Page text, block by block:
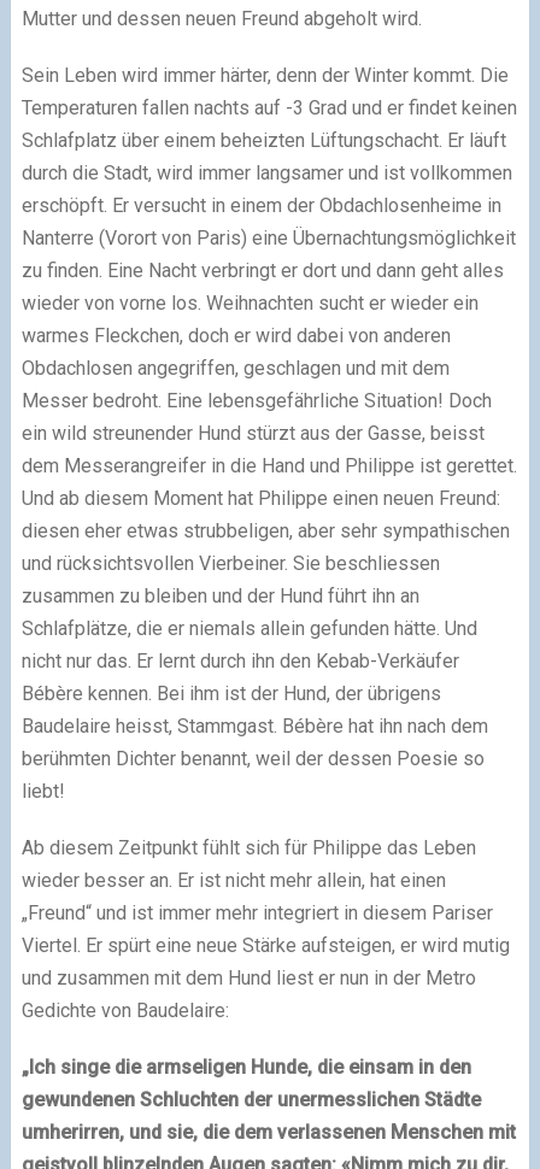
Mutter und dessen neuen Freund abgeholt wird.
Sein Leben wird immer härter, denn der Winter kommt. Die
Temperaturen fallen nachts auf -3 Grad und er findet keinen
Schlafplatz über einem beheizten Lüftungschacht. Er läuft
durch die Stadt, wird immer langsamer und ist vollkommen
erschöpft. Er versucht in einem der Obdachlosenheime in
Nanterre (Vorort von Paris) eine Übernachtungsmöglichkeit
zu finden. Eine Nacht verbringt er dort und dann geht alles
wieder von vorne los. Weihnachten sucht er wieder ein
warmes Fleckchen, doch er wird dabei von anderen
Obdachlosen angegriffen, geschlagen und mit dem
Messer bedroht. Eine lebensgefährliche Situation! Doch
ein wild streunender Hund stürzt aus der Gasse, beisst
dem Messerangreifer in die Hand und Philippe ist gerettet.
Und ab diesem Moment hat Philippe einen neuen Freund:
diesen eher etwas strubbeligen, aber sehr sympathischen
und rücksichtsvollen Vierbeiner. Sie beschliessen
zusammen zu bleiben und der Hund führt ihn an
Schlafplätze, die er niemals allein gefunden hätte. Und
nicht nur das. Er lernt durch ihn den Kebab-Verkäufer
Bébère kennen. Bei ihm ist der Hund, der übrigens
Baudelaire heisst, Stammgast. Bébère hat ihn nach dem
berühmten Dichter benannt, weil der dessen Poesie so
liebt!
Ab diesem Zeitpunkt fühlt sich für Philippe das Leben
wieder besser an. Er ist nicht mehr allein, hat einen
„Freund“ und ist immer mehr integriert in diesem Pariser
Viertel. Er spürt eine neue Stärke aufsteigen, er wird mutig
und zusammen mit dem Hund liest er nun in der Metro
Gedichte von Baudelaire:
„Ich singe die armseligen Hunde, die einsam in den
gewundenen Schluchten der unermesslichen Städte
umherirren, und sie, die dem verlassenen Menschen mit